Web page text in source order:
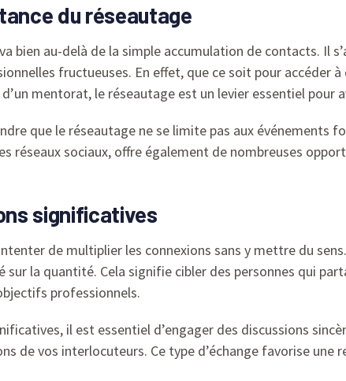
du réseautage
va bien au-delà de la simple accumulation de contacts. Il
fructueuses. En effet, que ce soit pour accéder
mentorat, le réseautage est un levier essentiel pour
que le réseautage ne se limite pas aux événements
réseaux sociaux, offre également de nombreuses
significatives
de multiplier les connexions sans y mettre du
sur la quantité. Cela signifie cibler des personnes qui
professionnels.
il est essentiel d’engager des discussions
de vos interlocuteurs. Ce type d’échange favorise une